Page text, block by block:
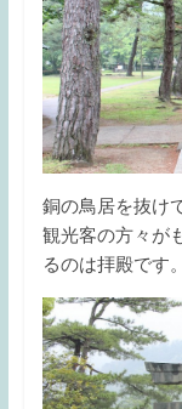
銅の鳥居を抜け
観光客の方々が
るのは拝殿です。